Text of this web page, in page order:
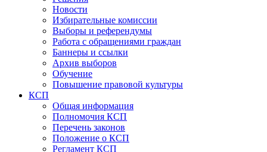
Новости
Избирательные комиссии
Выборы и референдумы
Работа с обращениями граждан
Баннеры и ссылки
Архив выборов
Обучение
Повышение правовой культуры
КСП
Общая информация
Полномочия КСП
Перечень законов
Положение о КСП
Регламент КСП